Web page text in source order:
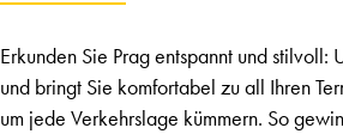
Erkunden Sie Prag entspannt und
und bringt Sie komfortabel zu all Ihren
um jede Verkehrslage kümmern. So